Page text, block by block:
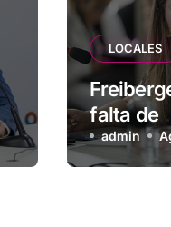
LOCALES
falta de
admin